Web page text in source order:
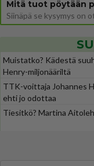
Mitä tuot pöytään
Muistatko? Kädestä
Henry-miljonääriltä
TTK-voittaja Johannes
ehti jo odottaa
Tiesitkö? Martina